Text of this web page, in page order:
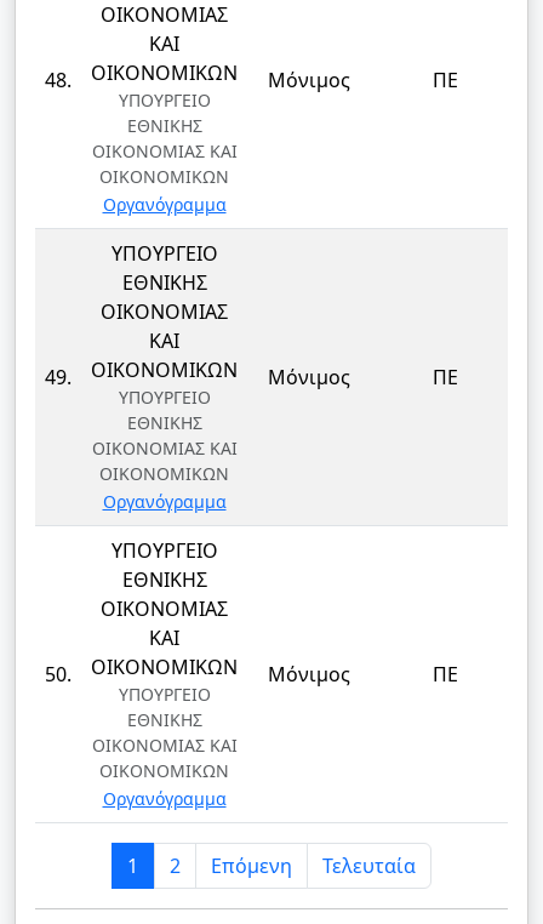
48.
ΟΙΚΟΝΟΜΙΑΣ
ΚΑΙ
ΟΙΚΟΝΟΜΙΚΩΝ
ΥΠΟΥΡΓΕΙΟ
ΕΘΝΙΚΗΣ
ΟΙΚΟΝΟΜΙΑΣ ΚΑΙ
ΟΙΚΟΝΟΜΙΚΩΝ
Οργανόγραμμα
Μόνιμος ΠΕ
49.
ΥΠΟΥΡΓΕΙΟ
ΕΘΝΙΚΗΣ
ΟΙΚΟΝΟΜΙΑΣ
ΚΑΙ
ΟΙΚΟΝΟΜΙΚΩΝ
ΥΠΟΥΡΓΕΙΟ
ΕΘΝΙΚΗΣ
ΟΙΚΟΝΟΜΙΑΣ ΚΑΙ
ΟΙΚΟΝΟΜΙΚΩΝ
Οργανόγραμμα
Μόνιμος ΠΕ
50.
ΥΠΟΥΡΓΕΙΟ
ΕΘΝΙΚΗΣ
ΟΙΚΟΝΟΜΙΑΣ
ΚΑΙ
ΟΙΚΟΝΟΜΙΚΩΝ
ΥΠΟΥΡΓΕΙΟ
ΕΘΝΙΚΗΣ
ΟΙΚΟΝΟΜΙΑΣ ΚΑΙ
ΟΙΚΟΝΟΜΙΚΩΝ
Οργανόγραμμα
Μόνιμος ΠΕ
1 2 Επόμενη Τελευταία